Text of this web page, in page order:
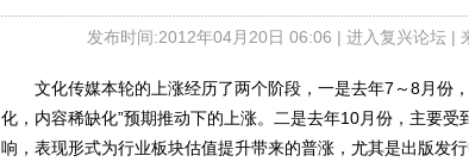
发布时间:2012年04月20日 06:06 | 进入复兴论坛|
文化传媒本轮的上涨经历了两个阶段，一是去年7～8月份，
化，内容稀缺化”预期推动下的上涨。二是去年10月份，主要
响，表现形式为行业板块估值提升带来的普涨，尤其是出版发